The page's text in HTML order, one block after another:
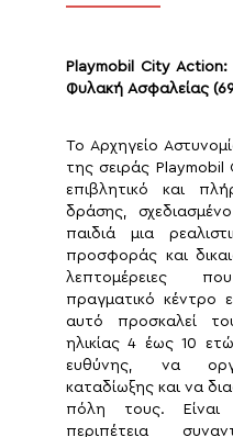
Playmobil City Action:
Φυλακή Ασφαλείας
Το Αρχηγείο
της σειράς Playmobil
επιβλητικό και
δράσης,
παιδιά μια
προσφοράς και
λεπτομέρειες
πραγματικό κέντρο
αυτό προσκαλεί
ηλικίας 4 έως 10
ευθύνης, να
καταδίωξης και να
πόλη τους.
περιπέτεια